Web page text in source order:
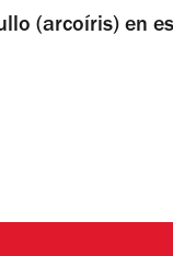
(arcoíris) en